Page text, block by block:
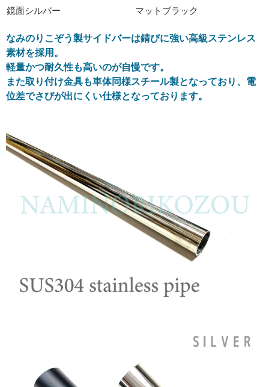
鏡面シルバー マットブラック
なみのりこぞう製サイドバーは錆びに強い高級ステンレス
素材を採用。
軽量かつ耐久性も高いのが自慢です。
また取り付け金具も車体同様スチール製となっており、電
位差でさびが出にくい仕様となっております。